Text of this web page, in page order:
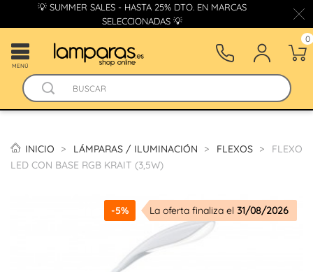
💡 SUMMER SALES - HASTA 25% DTO. EN MARCAS
SELECCIONADAS 💡
MENÚ
0
INICIO LÁMPARAS / ILUMINACIÓN FLEXOS
FLEXO
LED CON BASE RGB KRAIT (3,5W)
-5% La oferta finaliza el 31/08/2026